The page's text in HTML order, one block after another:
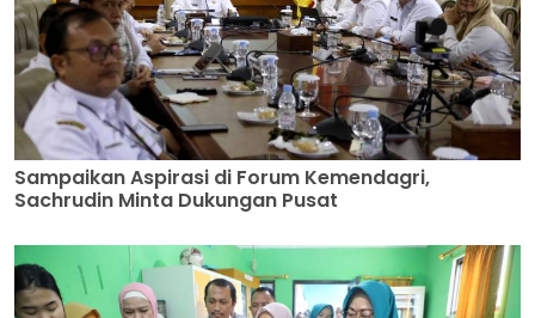
Sampaikan Aspirasi di Forum Kemendagri,
Sachrudin Minta Dukungan Pusat